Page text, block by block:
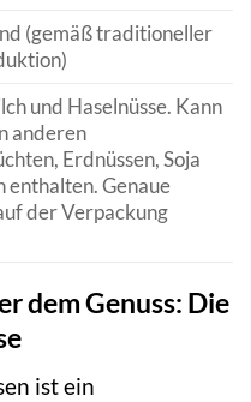
(gemäß traditioneller
und Haselnüsse. Kann
anderen
Erdnüssen, Soja
enthalten. Genaue
der Verpackung
dem Genuss: Die
ist ein